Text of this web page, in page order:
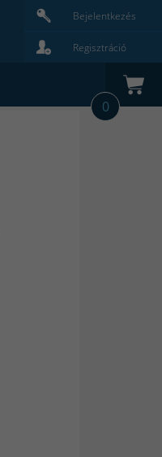
Bejelentkezés
Regisztráció
0